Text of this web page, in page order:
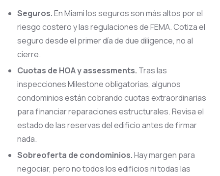
Seguros.En Miami los seguros son más altos por el
riesgo costero y las regulaciones de FEMA. Cotiza el
seguro desde el primer día de due diligence, no al
cierre.
Cuotas de HOA y assessments. Tras las
inspecciones Milestone obligatorias, algunos
condominios están cobrando cuotas extraordinarias
para financiar reparaciones estructurales. Revisa el
estado de las reservas del edificio antes de firmar
nada.
Sobreoferta de condominios.Hay margen para
negociar, pero no todos los edificios ni todas las